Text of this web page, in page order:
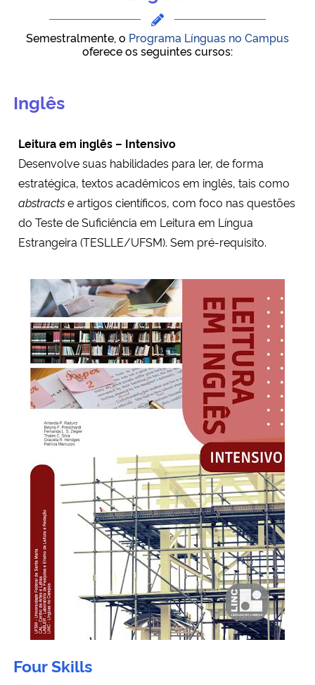
Ministério do Meio Ambiente
Ministério do Turismo
Ministério do Desenvolvimento Regional
Ministério da Mulher, da Família e dos Direitos Humanos
Secretaria-Geral
Secretaria de Governo
Gabinete de Segurança Institucional
Advocacia-Geral da União
Banco Central do Brasil
Semestralmente, o Programa Línguas no Campus
oferece os seguintes cursos:
Inglês
Leitura em inglês – Intensivo
Desenvolve suas habilidades para ler, de forma
estratégica, textos acadêmicos em inglês, tais como
abstractse artigos científicos, com foco nas questões
do Teste de Suficiência em Leitura em Língua
Estrangeira (TESLLE/UFSM). Sem pré-requisito.
Four Skills